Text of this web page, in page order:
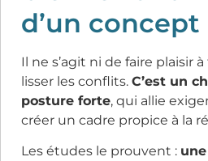
d’un
Il ne s’agit ni de faire plaisir
lisser les conflits. C’est un
posture forte, qui allie
créer un cadre propice à la
Les études le prouvent :